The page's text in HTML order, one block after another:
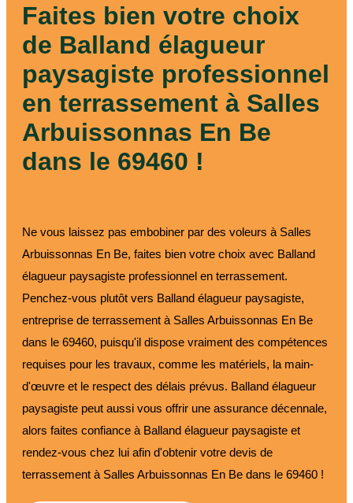
Faites bien votre choix
de Balland élagueur
paysagiste professionnel
en terrassement à Salles
Arbuissonnas En Be
dans le 69460 !
Ne vous laissez pas embobiner par des voleurs à Salles
Arbuissonnas En Be, faites bien votre choix avec Balland
élagueur paysagiste professionnel en terrassement.
Penchez-vous plutôt vers Balland élagueur paysagiste,
entreprise de terrassement à Salles Arbuissonnas En Be
dans le 69460, puisqu'il dispose vraiment des compétences
requises pour les travaux, comme les matériels, la main-
d'œuvre et le respect des délais prévus. Balland élagueur
paysagiste peut aussi vous offrir une assurance décennale,
alors faites confiance à Balland élagueur paysagiste et
rendez-vous chez lui afin d'obtenir votre devis de
terrassement à Salles Arbuissonnas En Be dans le 69460 !